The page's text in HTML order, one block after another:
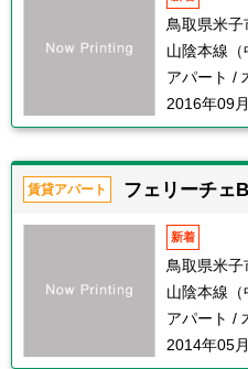
鳥取県米子
山陰本線
アパート /
2016年09
賃貸アパート フェリーチェB
新着
鳥取県米子
山陰本線
アパート /
2014年05